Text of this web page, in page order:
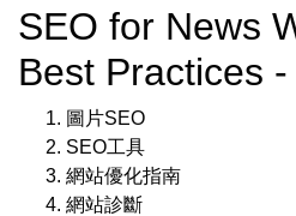
SEO for News
Best Practices
圖片SEO
SEO工具
網站優化指南
網站診斷